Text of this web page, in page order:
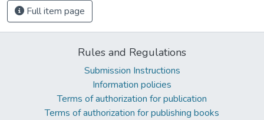
Full item page
Rules and Regulations
Submission Instructions
Information policies
Terms of authorization for publication
Terms of authorization for publishing books